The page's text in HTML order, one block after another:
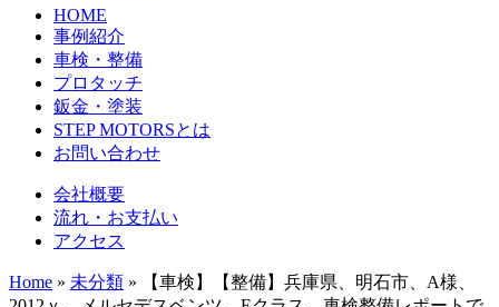
HOME
事例紹介
車検・整備
プロタッチ
鈑金・塗装
STEP MOTORSとは
お問い合わせ
会社概要
流れ・お支払い
アクセス
Home » 未分類 » 【車検】【整備】兵庫県、明石市、A様、